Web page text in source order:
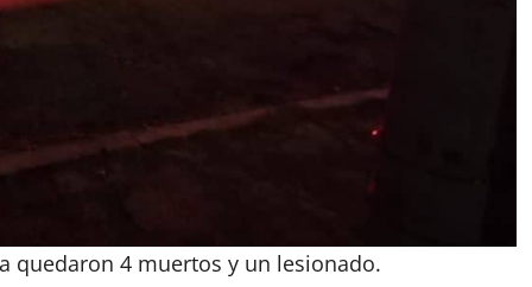
quedaron 4 muertos y un lesionado.